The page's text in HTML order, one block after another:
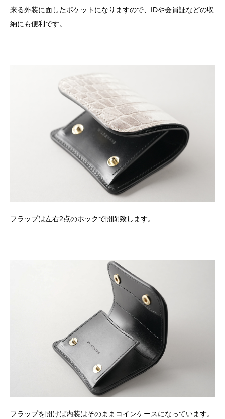
来る外装に面したポケットになりますので、IDや会員証などの収
納にも便利です。
フラップは左右2点のホックで開閉致します。
フラップを開けば内装はそのままコインケースになっています。